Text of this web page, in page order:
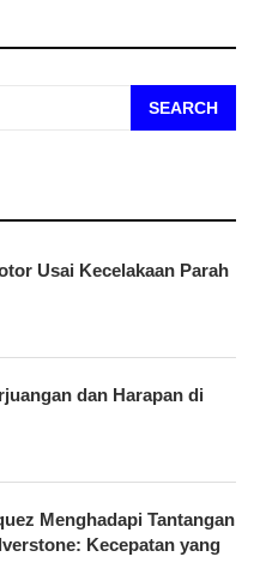
SEARCH
Usai Kecelakaan Parah
dan Harapan di
Menghadapi Tantangan
Kecepatan yang